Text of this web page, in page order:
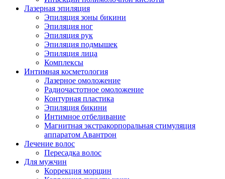
Лазерная эпиляция
Эпиляция зоны бикини
Эпиляция ног
Эпиляция рук
Эпиляция подмышек
Эпиляция лица
Комплексы
Интимная косметология
Лазерное омоложение
Радиочастотное омоложение
Контурная пластика
Эпиляция бикини
Интимное отбеливание
Магнитная экстракорпоральная стимуляция
аппаратом Авантрон
Лечение волос
Пересадка волос
Для мужчин
Коррекция морщин